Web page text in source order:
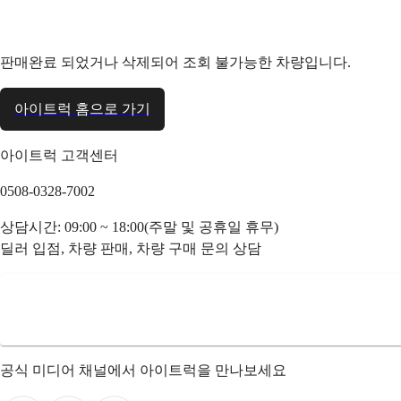
판매완료 되었거나 삭제되어 조회 불가능한 차량입니다.
아이트럭 홈으로 가기
아이트럭 고객센터
0508-0328-7002
상담시간: 09:00 ~ 18:00(주말 및 공휴일 휴무)
딜러 입점, 차량 판매, 차량 구매 문의 상담
공식 미디어 채널에서 아이트럭을 만나보세요